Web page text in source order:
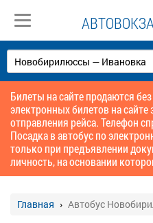
Билеты на сайте продаются
электронных билетов на
отправления рейса. Телефон
Посадка в автобус по
только при предъявлении
личность, на основании
Главная Автобус